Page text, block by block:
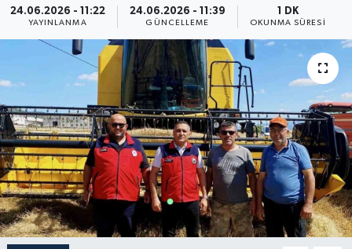
24.06.2026 - 11:22
YAYINLANMA
24.06.2026 - 11:39
GÜNCELLEME
1 DK
OKUNMA SÜRESI
ÖZEL HABER
RÖPORTAJLAR
SAĞLIK
SİYASET
GÜNCEL
SPOR